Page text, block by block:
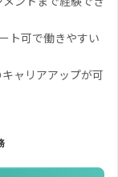
ト可で働きやすい
ャリアアップが可